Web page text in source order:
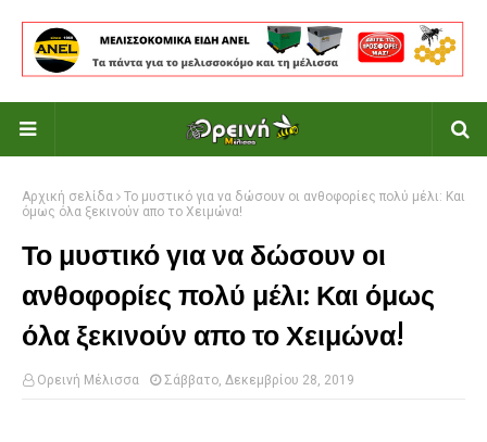
Αρχική σελίδα
Το μυστικό για να δώσουν οι ανθοφορίες πολύ μέλι: Και
όμως όλα ξεκινούν απο το Χειμώνα!
Το μυστικό για να δώσουν οι
ανθοφορίες πολύ μέλι: Και όμως
όλα ξεκινούν απο το Χειμώνα!
Ορεινή Μέλισσα Σάββατο, Δεκεμβρίου 28, 2019